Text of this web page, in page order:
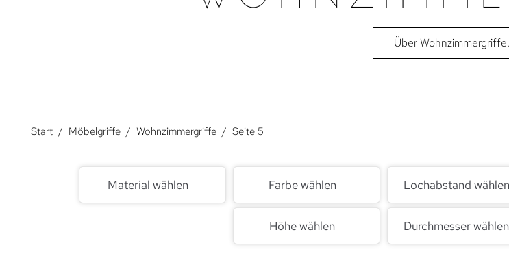
Über Wohnzimmergriffe.
Start / Möbelgriffe / Wohnzimmergriffe / Seite 5
Material wählen Farbe wählen Lochabstand wählen
Höhe wählen Durchmesser wählen